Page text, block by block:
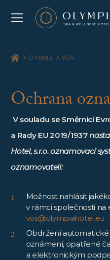
O hotelu VOS
Ochrana
V souladu se Směrnicí
a Rady EU 2019/1937
Hotel, s.r.o. oznamovací
oznamovateli:
Možnost nahlásit
v rámci společnosti na
vos@olympiahotel.eu
Obdržení
oznámení, opatřené
a elektronickým